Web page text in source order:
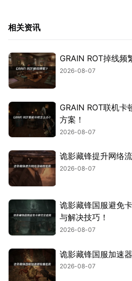
相关资讯
GRAIN ROT掉线频
2026-08-07
GRAIN ROT联机卡
方案！
2026-08-07
诡影藏锋提升网络
2026-08-07
诡影藏锋国服避免
与解决技巧！
2026-08-07
诡影藏锋国服加速
2026-08-07